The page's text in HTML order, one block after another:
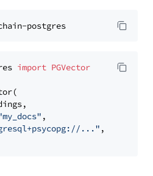
import PGVector
,
..." ,